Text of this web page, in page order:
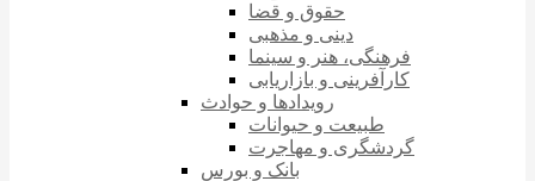
حقوق و قضا
دینی و مذهبی
فرهنگی، هنر و سینما
کارآفرینی و بازاریابی
رویدادها و حوادث
طبیعت و حیوانات
گردشگری و مهاجرت
بانک و بورس